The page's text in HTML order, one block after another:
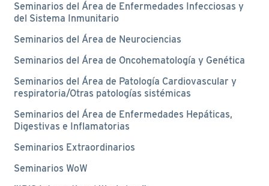
Seminarios del Área de Enfermedades Infecciosas y
del Sistema Inmunitario
Seminarios del Área de Neurociencias
Seminarios del Área de Oncohematología y Genética
Seminarios del Área de Patología Cardiovascular y
respiratoria/Otras patologías sistémicas
Seminarios del Área de Enfermedades Hepáticas,
Digestivas e Inflamatorias
Seminarios Extraordinarios
Seminarios WoW